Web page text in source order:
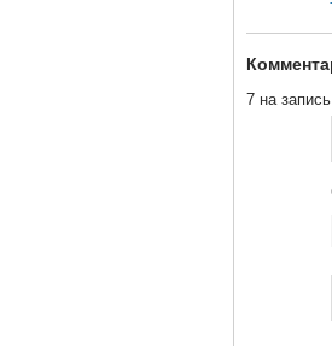
7 на